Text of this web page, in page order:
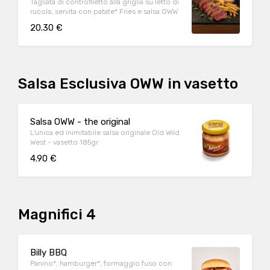
Tagliata di controfiletto alla griglia su letto di
rucola, servita con patate* Fries e salsa OWW
20.30 €
Salsa Esclusiva OWW in vasetto
Salsa OWW - the original
L'unica ed inimitabile salsa originale Old Wild
West - vasetto 185gr
4.90 €
Magnifici 4
Billy BBQ
Panino*, hamburger*, formaggio fuso con